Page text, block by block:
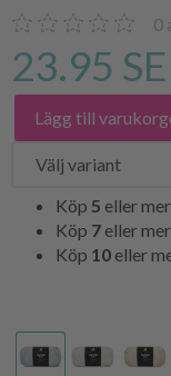
0
23.95
Lägg till
Köp 5 eller
Köp 7 eller
Köp 10 eller